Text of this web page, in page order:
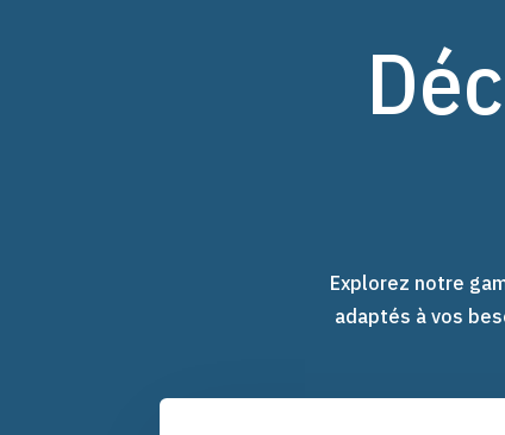
Explorez notre
adaptés à vos